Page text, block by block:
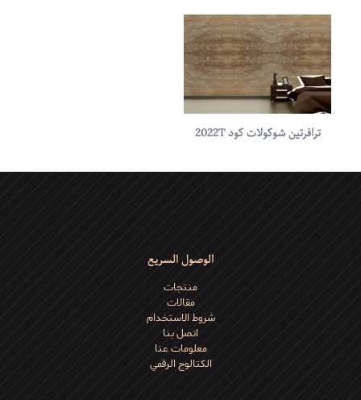
الاسم *
ترافرتين شوكولات کود 2022T
الوصول السريع
منتجات
مقالات
شروط الاستخدام
اتصل بنا
معلومات عنا
الكتالوج الرقمي